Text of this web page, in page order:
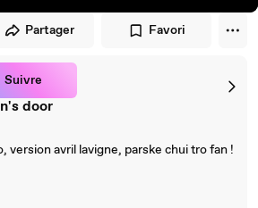
Partager Favori
Suivre
door
version avril lavigne, parske chui tro fan !